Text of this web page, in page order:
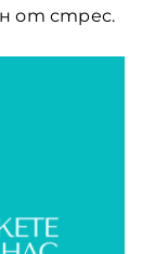
от стрес.